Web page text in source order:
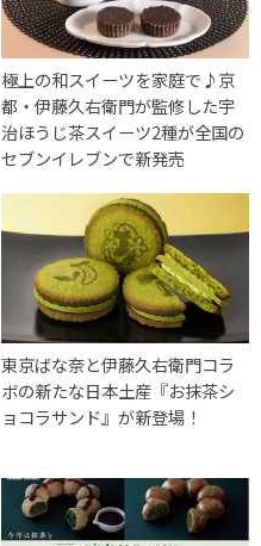
極上の和スイーツを家庭で♪京
都・伊藤久右衛門が監修した宇
治ほうじ茶スイーツ2種が全国の
セブンイレブンで新発売
東京ばな奈と伊藤久右衛門コラ
ボの新たな日本土産『お抹茶シ
ョコラサンド』が新登場！